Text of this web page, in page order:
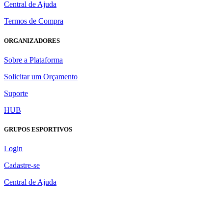
Central de Ajuda
Termos de Compra
ORGANIZADORES
Sobre a Plataforma
Solicitar um Orçamento
Suporte
HUB
GRUPOS ESPORTIVOS
Login
Cadastre-se
Central de Ajuda